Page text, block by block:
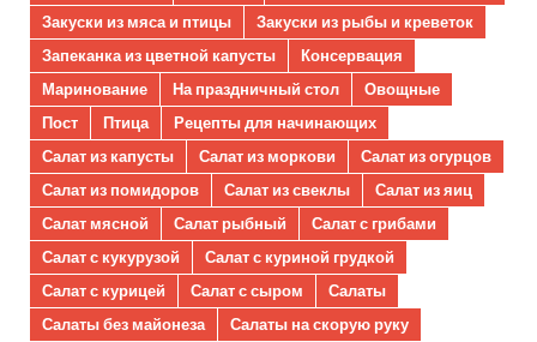
Закуски из мяса и птицы
Закуски из рыбы и креветок
Запеканка из цветной капусты
Консервация
Маринование
На праздничный стол
Овощные
Пост
Птица
Рецепты для начинающих
Салат из капусты
Салат из моркови
Салат из огурцов
Салат из помидоров
Салат из свеклы
Салат из яиц
Салат мясной
Салат рыбный
Салат с грибами
Салат с кукурузой
Салат с куриной грудкой
Салат с курицей
Салат с сыром
Салаты
Салаты без майонеза
Салаты на скорую руку